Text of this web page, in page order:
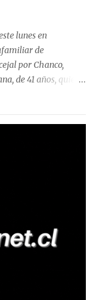
El informe
se registró en
lunes en
de
por Chanco,
de 41 años, quien
horas en el
en medio de la
empujado al